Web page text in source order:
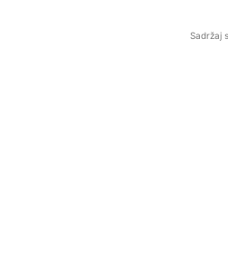
Sadržaj